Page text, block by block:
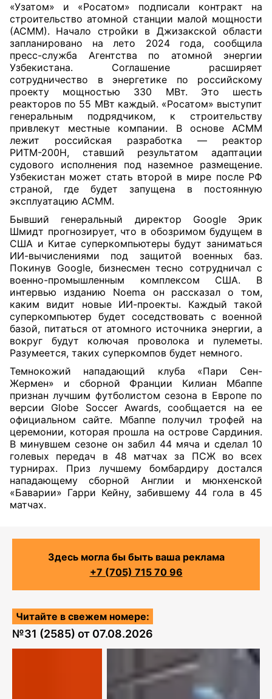
«Узатом» и «Росатом» подписали контракт на
строительство атомной станции малой мощности
(АСММ). Начало стройки в Джизакской области
запланировано на лето 2024 года, сообщила
пресс-служба Агентства по атомной энергии
Узбекистана. Соглашение расширяет
сотрудничество в энергетике по российскому
проекту мощностью 330 МВт. Это шесть
реакторов по 55 МВт каждый. «Росатом» выступит
генеральным подрядчиком, к строительству
привлекут местные компании. В основе АСММ
лежит российская разработка — реактор
РИТМ-200Н, ставший результатом адаптации
судового исполнения под наземное размещение.
Узбекистан может стать второй в мире после РФ
страной, где будет запущена в постоянную
эксплуатацию АСММ.
Бывший генеральный директор Google Эрик
Шмидт прогнозирует, что в обозримом будущем в
США и Китае суперкомпьютеры будут заниматься
ИИ-вычислениями под защитой военных баз.
Покинув Google, бизнесмен тесно сотрудничал с
военно-промышленным комплексом США. В
интервью изданию Noema он рассказал о том,
каким видит новые ИИ-проекты. Каждый такой
суперкомпьютер будет соседствовать с военной
базой, питаться от атомного источника энергии, а
вокруг будут колючая проволока и пулеметы.
Разумеется, таких суперкомпов будет немного.
Темнокожий нападающий клуба «Пари Сен-
Жермен» и сборной Франции Килиан Мбаппе
признан лучшим футболистом сезона в Европе по
версии Globe Soccer Awards, сообщается на ее
официальном сайте. Мбаппе получил трофей на
церемонии, которая прошла на острове Сардиния.
В минувшем сезоне он забил 44 мяча и сделал 10
голевых передач в 48 матчах за ПСЖ во всех
турнирах. Приз лучшему бомбардиру достался
нападающему сборной Англии и мюнхенской
«Баварии» Гарри Кейну, забившему 44 гола в 45
матчах.
Здесь могла бы быть ваша реклама
+7 (705) 715 70 96
Читайте в свежем номере:
№31 (2585) от 07.08.2026